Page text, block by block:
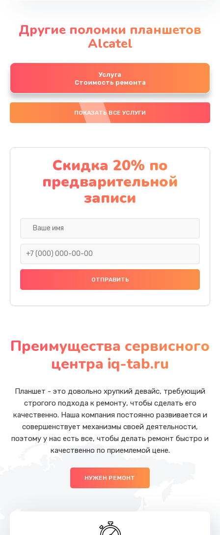
Другие поломки планшетов
Alcatel
Услуга
Стоимость ремонта
ПОКАЗАТЬ ВСЕ УСЛУГИ
Скидка 20% по
предварительной
записи
Преимущества сервисного
центра iq-tab.ru
Планшет - это довольно хрупкий девайс, требующий
строгого подхода к ремонту, чтобы сделать его
качественно. Наша компания постоянно развивается и
совершенствует механизмы своей деятельности,
поэтому у нас есть все, чтобы делать ремонт быстро и
качественно по приемлемой цене.
НУЖЕН РЕМОНТ